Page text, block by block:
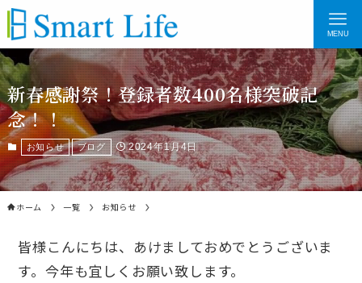
MENU
新春感謝祭！登録者数400名様突破記
念！！
お知らせ ブログ 2024年1月4日
ホーム 一覧 お知らせ
皆様こんにちは、あけましておめでとうございま
す。今年も宜しくお願い致します。